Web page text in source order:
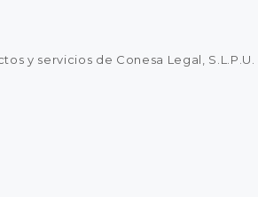
y servicios de Conesa Legal, S.L.P.U.